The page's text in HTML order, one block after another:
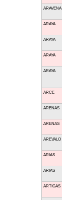
ARAVENA
ARAYA
ARAYA
ARAYA
ARAYA
ARCE
ARENAS
ARENAS
AREVALO
ARIAS
ARIAS
ARTIGAS